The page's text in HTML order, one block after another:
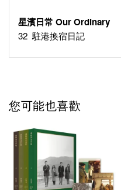
星濱日常 Our Ordinary
32 駐港換宿日記
您可能也喜歡